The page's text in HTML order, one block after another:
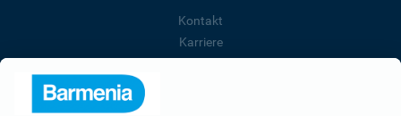
Kontakt
Karriere